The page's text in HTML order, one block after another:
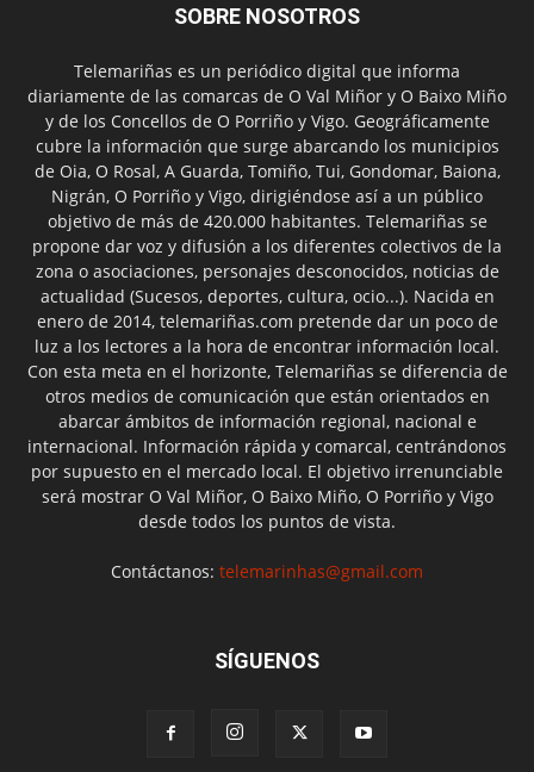
SOBRE NOSOTROS
Telemariñas es un periódico digital que informa
diariamente de las comarcas de O Val Miñor y O Baixo Miño
y de los Concellos de O Porriño y Vigo. Geográficamente
cubre la información que surge abarcando los municipios
de Oia, O Rosal, A Guarda, Tomiño, Tui, Gondomar, Baiona,
Nigrán, O Porriño y Vigo, dirigiéndose así a un público
objetivo de más de 420.000 habitantes. Telemariñas se
propone dar voz y difusión a los diferentes colectivos de la
zona o asociaciones, personajes desconocidos, noticias de
actualidad (Sucesos, deportes, cultura, ocio...). Nacida en
enero de 2014, telemariñas.com pretende dar un poco de
luz a los lectores a la hora de encontrar información local.
Con esta meta en el horizonte, Telemariñas se diferencia de
otros medios de comunicación que están orientados en
abarcar ámbitos de información regional, nacional e
internacional. Información rápida y comarcal, centrándonos
por supuesto en el mercado local. El objetivo irrenunciable
será mostrar O Val Miñor, O Baixo Miño, O Porriño y Vigo
desde todos los puntos de vista.
Contáctanos: telemarinhas@gmail.com
SÍGUENOS